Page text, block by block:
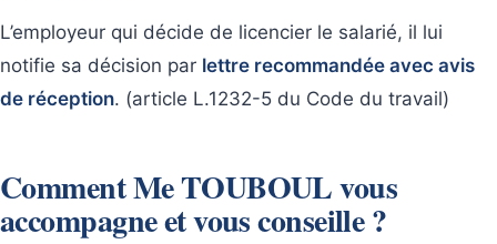
L’employeur qui décide de licencier le salarié, il lui
notifie sa décision par lettre recommandée avec avis
de réception. (article L.1232-5 du Code du travail)
Comment Me TOUBOUL vous
accompagne et vous conseille ?